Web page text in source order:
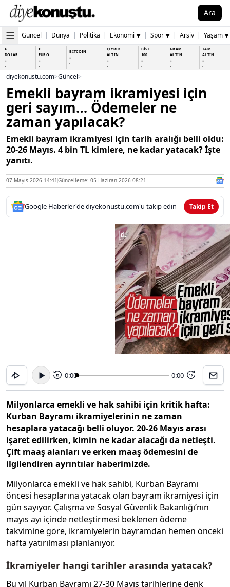
Ara
Güncel | Dünya | Politika | Ekonomi ▼ | Spor ▼ | Arşiv | Yaşam ▼
$
DOLAR
-
-
€
EURO
-
-
BİTCOİN
-
-
ÇEYREK
ALTIN
-
-
BİST
100
-
-
GRAM
ALTIN
-
-
TAM
ALTIN
-
-
diyekonustu.com>Güncel>
Emekli bayram ikramiyesi için
geri sayım… Ödemeler ne
zaman yapılacak?
Emekli bayram ikramiyesi için tarih aralığı belli oldu:
20-26 Mayıs. 4 bin TL kimlere, ne kadar yatacak? İşte
yanıtı.
07 Mayıs 2026 14:41 Güncelleme: 05 Haziran 2026 08:21
Google Haberler'de diyekonustu.com'u takip edin Takip Et
15 0:00 -0:00 15
Milyonlarca emekli ve hak sahibi için kritik hafta:
Kurban Bayramı ikramiyelerinin ne zaman
hesaplara yatacağı belli oluyor. 20-26 Mayıs arası
işaret edilirken, kimin ne kadar alacağı da netleşti.
Çift maaş alanları ve erken maaş ödemesini de
ilgilendiren ayrıntılar haberimizde.
Milyonlarca emekli ve hak sahibi, Kurban Bayramı
öncesi hesaplarına yatacak olan bayram ikramiyesi için
gün sayıyor. Çalışma ve Sosyal Güvenlik Bakanlığı’nın
mayıs ayı içinde netleştirmesi beklenen ödeme
takvimine göre, ikramiyelerin bayramdan hemen önceki
hafta yatırılması planlanıyor.
İkramiyeler hangi tarihler arasında yatacak?
Bu yıl Kurban Bayramı 27-30 Mayıs tarihlerine denk